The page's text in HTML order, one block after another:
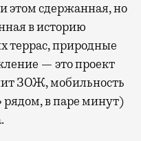
этом сдержанная, но
в историю
террас, природные
— это проект
ЗОЖ, мобильность
в паре минут)